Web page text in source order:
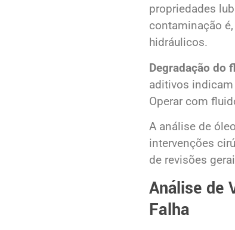
propriedades
contaminação
hidráulicos.
Degradação do
aditivos
Operar com
A análise de
intervenções
de revisões
Análise de
Falha